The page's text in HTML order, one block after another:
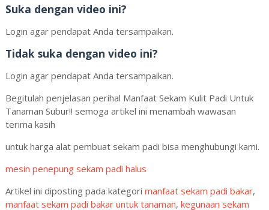
Suka dengan video ini?
Login agar pendapat Anda tersampaikan.
Tidak suka dengan video ini?
Login agar pendapat Anda tersampaikan.
Begitulah penjelasan perihal Manfaat Sekam Kulit Padi Untuk
Tanaman Subur!! semoga artikel ini menambah wawasan
terima kasih
untuk harga alat pembuat sekam padi bisa menghubungi kami.
mesin penepung sekam padi halus
Artikel ini diposting pada kategori manfaat sekam padi bakar,
manfaat sekam padi bakar untuk tanaman, kegunaan sekam